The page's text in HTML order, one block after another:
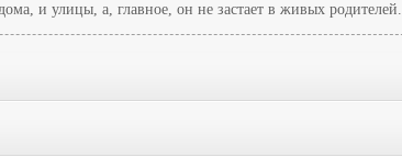
и улицы, а, главное, он не застает в живых родителей.